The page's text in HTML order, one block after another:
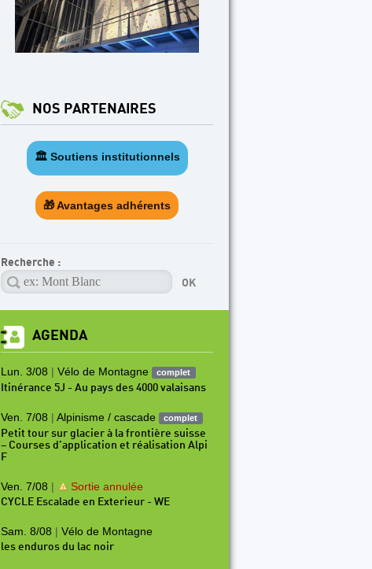
NOS PARTENAIRES
🏛️ Soutiens institutionnels
🎁 Avantages adhérents
Recherche :
AGENDA
Lun. 3/08 | Vélo de Montagne complet
Itinérance 5J - Au pays des 4000 valaisans
Ven. 7/08 | Alpinisme / cascade complet
Petit tour sur glacier à la frontière suisse
– Courses d’application et réalisation Alpi
F
Ven. 7/08 | Sortie annulée
CYCLE Escalade en Exterieur - WE
Sam. 8/08 | Vélo de Montagne
les enduros du lac noir